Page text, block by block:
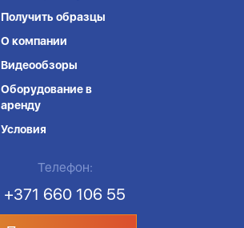
Получить образцы
О компании
Видеообзоры
Оборудование в
аренду
Условия
Телефон:
+371 660 106 55